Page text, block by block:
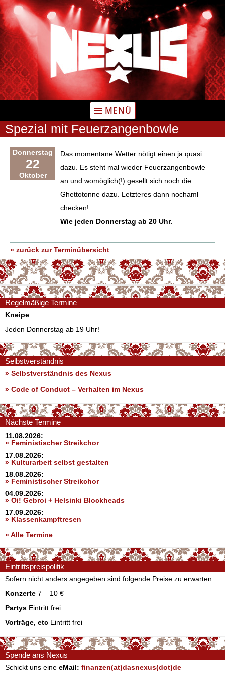
Zum
Inhalt
springen
MENÜ
Spezial mit Feuerzangenbowle
Donnerstag
22
Oktober
Das momentane Wetter nötigt einen ja quasi
dazu. Es steht mal wieder Feuerzangenbowle
an und womöglich(!) gesellt sich noch die
Ghettotonne dazu. Letzteres dann nochaml
checken!
Wie jeden Donnerstag ab 20 Uhr.
» zurück zur Terminübersicht
Regelmäßige Termine
Kneipe
Jeden Donnerstag ab 19 Uhr!
Selbstverständnis
» Selbstverständnis des Nexus
» Code of Conduct – Verhalten im Nexus
Nächste Termine
11.08.2026:
» Feministischer Streikchor
17.08.2026:
» Kulturarbeit selbst gestalten
18.08.2026:
» Feministischer Streikchor
04.09.2026:
» Oi! Gebroi + Helsinki Blockheads
17.09.2026:
» Klassenkampftresen
» Alle Termine
Eintrittspreispolitik
Sofern nicht anders angegeben sind folgende Preise zu erwarten:
Konzerte 7 – 10 €
Partys Eintritt frei
Vorträge, etc Eintritt frei
Spende ans Nexus
Schickt uns eine eMail: finanzen(at)dasnexus(dot)de